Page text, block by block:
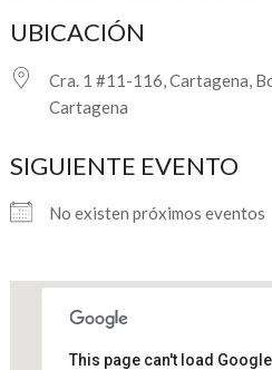
UBICACIÓN
Cra. 1 #11-116, Cartagena,
Cartagena
SIGUIENTE EVENTO
No existen próximos eventos
This page can't load